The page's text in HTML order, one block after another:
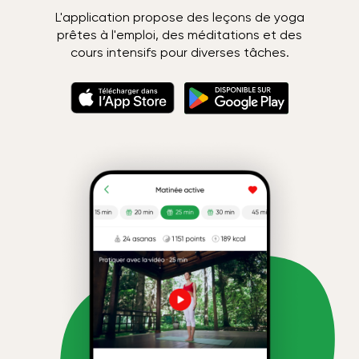
L'application propose des leçons de yoga
prêtes à l'emploi, des méditations et des
cours intensifs pour diverses tâches.